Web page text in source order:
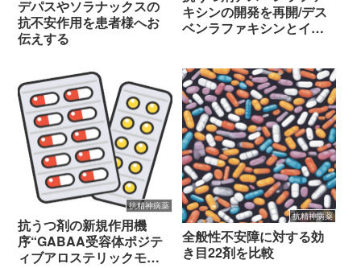
デパスやソラナックスの
抗不安作用を患者様へお
伝えする
キシンの開発を再開/デス
ベンラファキシンとイフ
抗精神病薬
抗うつ剤の新規作用機
序“GABAA受容体ポジテ
ィブアロステリックモジ
抗精神病薬
全般性不安障に対する効
き目22剤を比較